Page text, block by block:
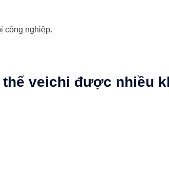
công nghiệp.
veichi được nhiều